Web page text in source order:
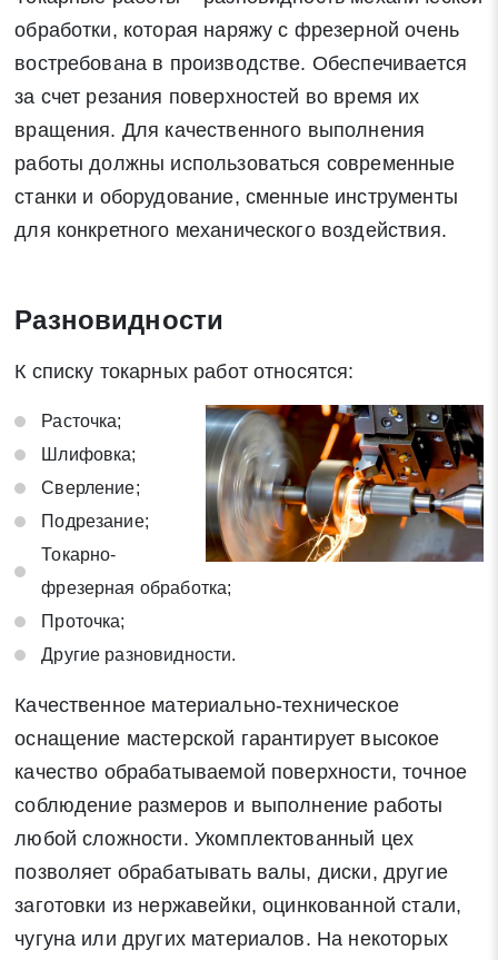
обработки, которая наряжу с фрезерной очень
востребована в производстве. Обеспечивается
за счет резания поверхностей во время их
вращения. Для качественного выполнения
работы должны использоваться современные
станки и оборудование, сменные инструменты
для конкретного механического воздействия.
Разновидности
К списку токарных работ относятся:
Расточка;
Шлифовка;
Сверление;
Подрезание;
Токарно-
фрезерная обработка;
Проточка;
Другие разновидности.
Качественное материально-техническое
оснащение мастерской гарантирует высокое
качество обрабатываемой поверхности, точное
соблюдение размеров и выполнение работы
любой сложности. Укомплектованный цех
позволяет обрабатывать валы, диски, другие
заготовки из нержавейки, оцинкованной стали,
чугуна или других материалов. На некоторых